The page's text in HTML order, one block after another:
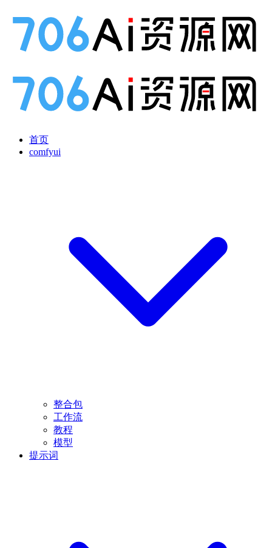
首页
comfyui
整合包
工作流
教程
模型
提示词